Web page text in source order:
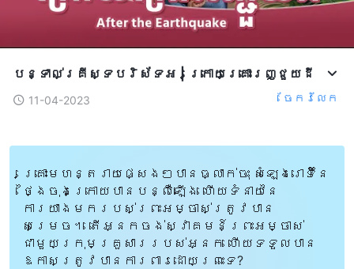
បន្ទាល់គ្រីស្ទបរិស័ទអ | ក្រោយគ្រោះរញ្ជួយដី
11-04-2023 ចែក​រំលែក
គ្រោះមហន្តរាយផ្សេងៗបានធ្លាក់ចុះ សំឡេងរោទិ៍នៃ
ថ្ងៃចុងក្រោយបានបន្លឺឡើង ហើយទំនាយនៃ
ការយាងមករបស់ព្រះអម្ចាស់ត្រូវបាន
សម្រេច។ តើអ្នកចង់ស្វាគមន៍ព្រះអម្ចាស់
ជាមួយក្រុមគ្រួសាររបស់អ្នក ហើយទទួលបាន
ឱកាសត្រូវបានការពារដោយព្រះទេ?